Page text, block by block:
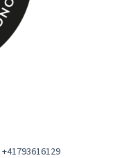
+41793616129